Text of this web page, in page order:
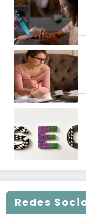
Redes